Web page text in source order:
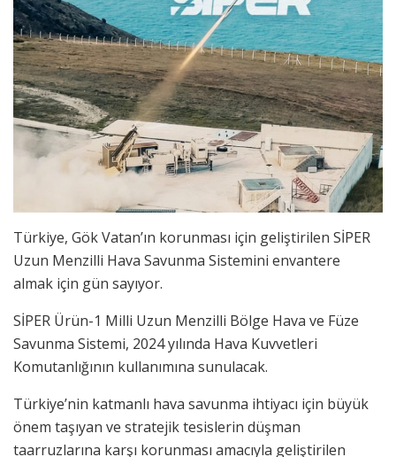
Türkiye, Gök Vatan’ın korunması için geliştirilen SİPER
Uzun Menzilli Hava Savunma Sistemini envantere
almak için gün sayıyor.
SİPER Ürün-1 Milli Uzun Menzilli Bölge Hava ve Füze
Savunma Sistemi, 2024 yılında Hava Kuvvetleri
Komutanlığının kullanımına sunulacak.
Türkiye’nin katmanlı hava savunma ihtiyacı için büyük
önem taşıyan ve stratejik tesislerin düşman
taarruzlarına karşı korunması amacıyla geliştirilen